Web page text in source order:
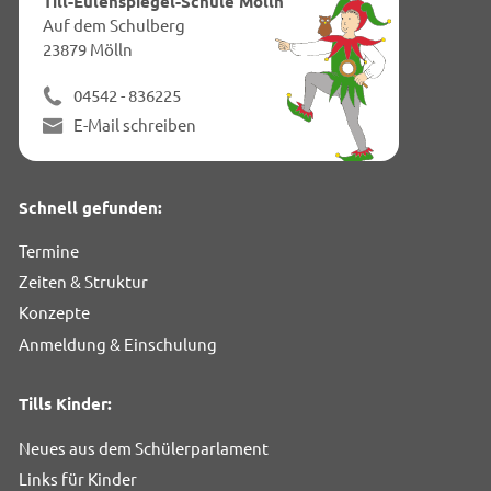
Auf dem Schulberg
23879 Mölln
04542 - 836225
E-Mail schreiben
Schnell gefunden:
Termine
Zeiten & Struktur
Konzepte
Anmeldung & Einschulung
Tills Kinder:
Neues aus dem Schülerparlament
Links für Kinder